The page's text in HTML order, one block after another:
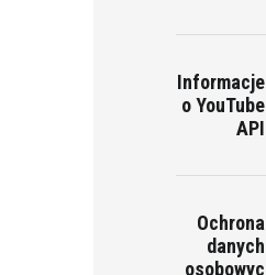
Informacje
o YouTube
API
Ochrona
danych
osobowyc